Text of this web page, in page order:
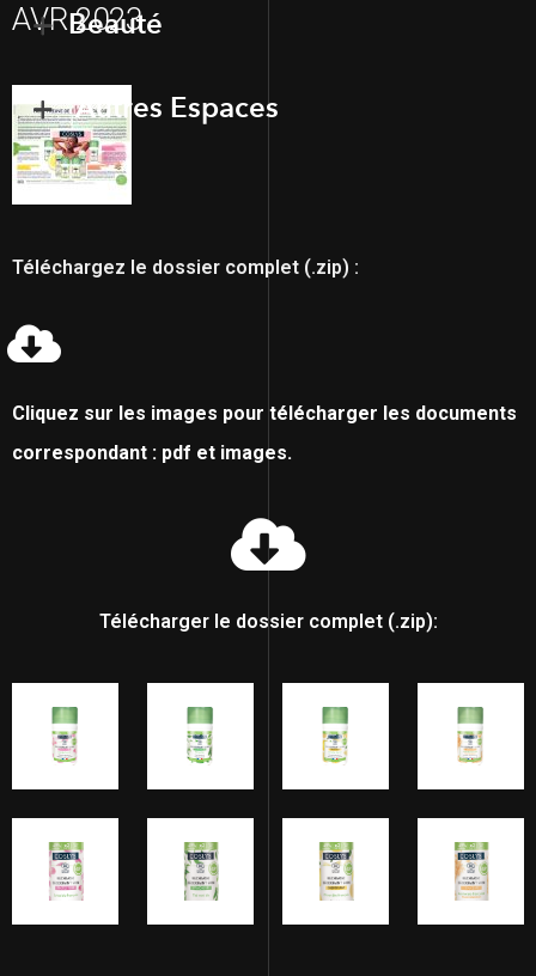
AVR 2023
Beauté
Autres Espaces
Téléchargez le dossier complet (.zip) :
Cliquez sur les images pour télécharger les documents
correspondant : pdf et images.
Télécharger le dossier complet (.zip):